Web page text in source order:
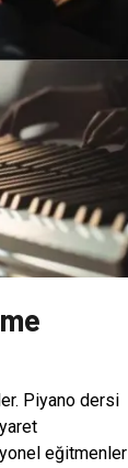
Piyano dersi
eğitmenler